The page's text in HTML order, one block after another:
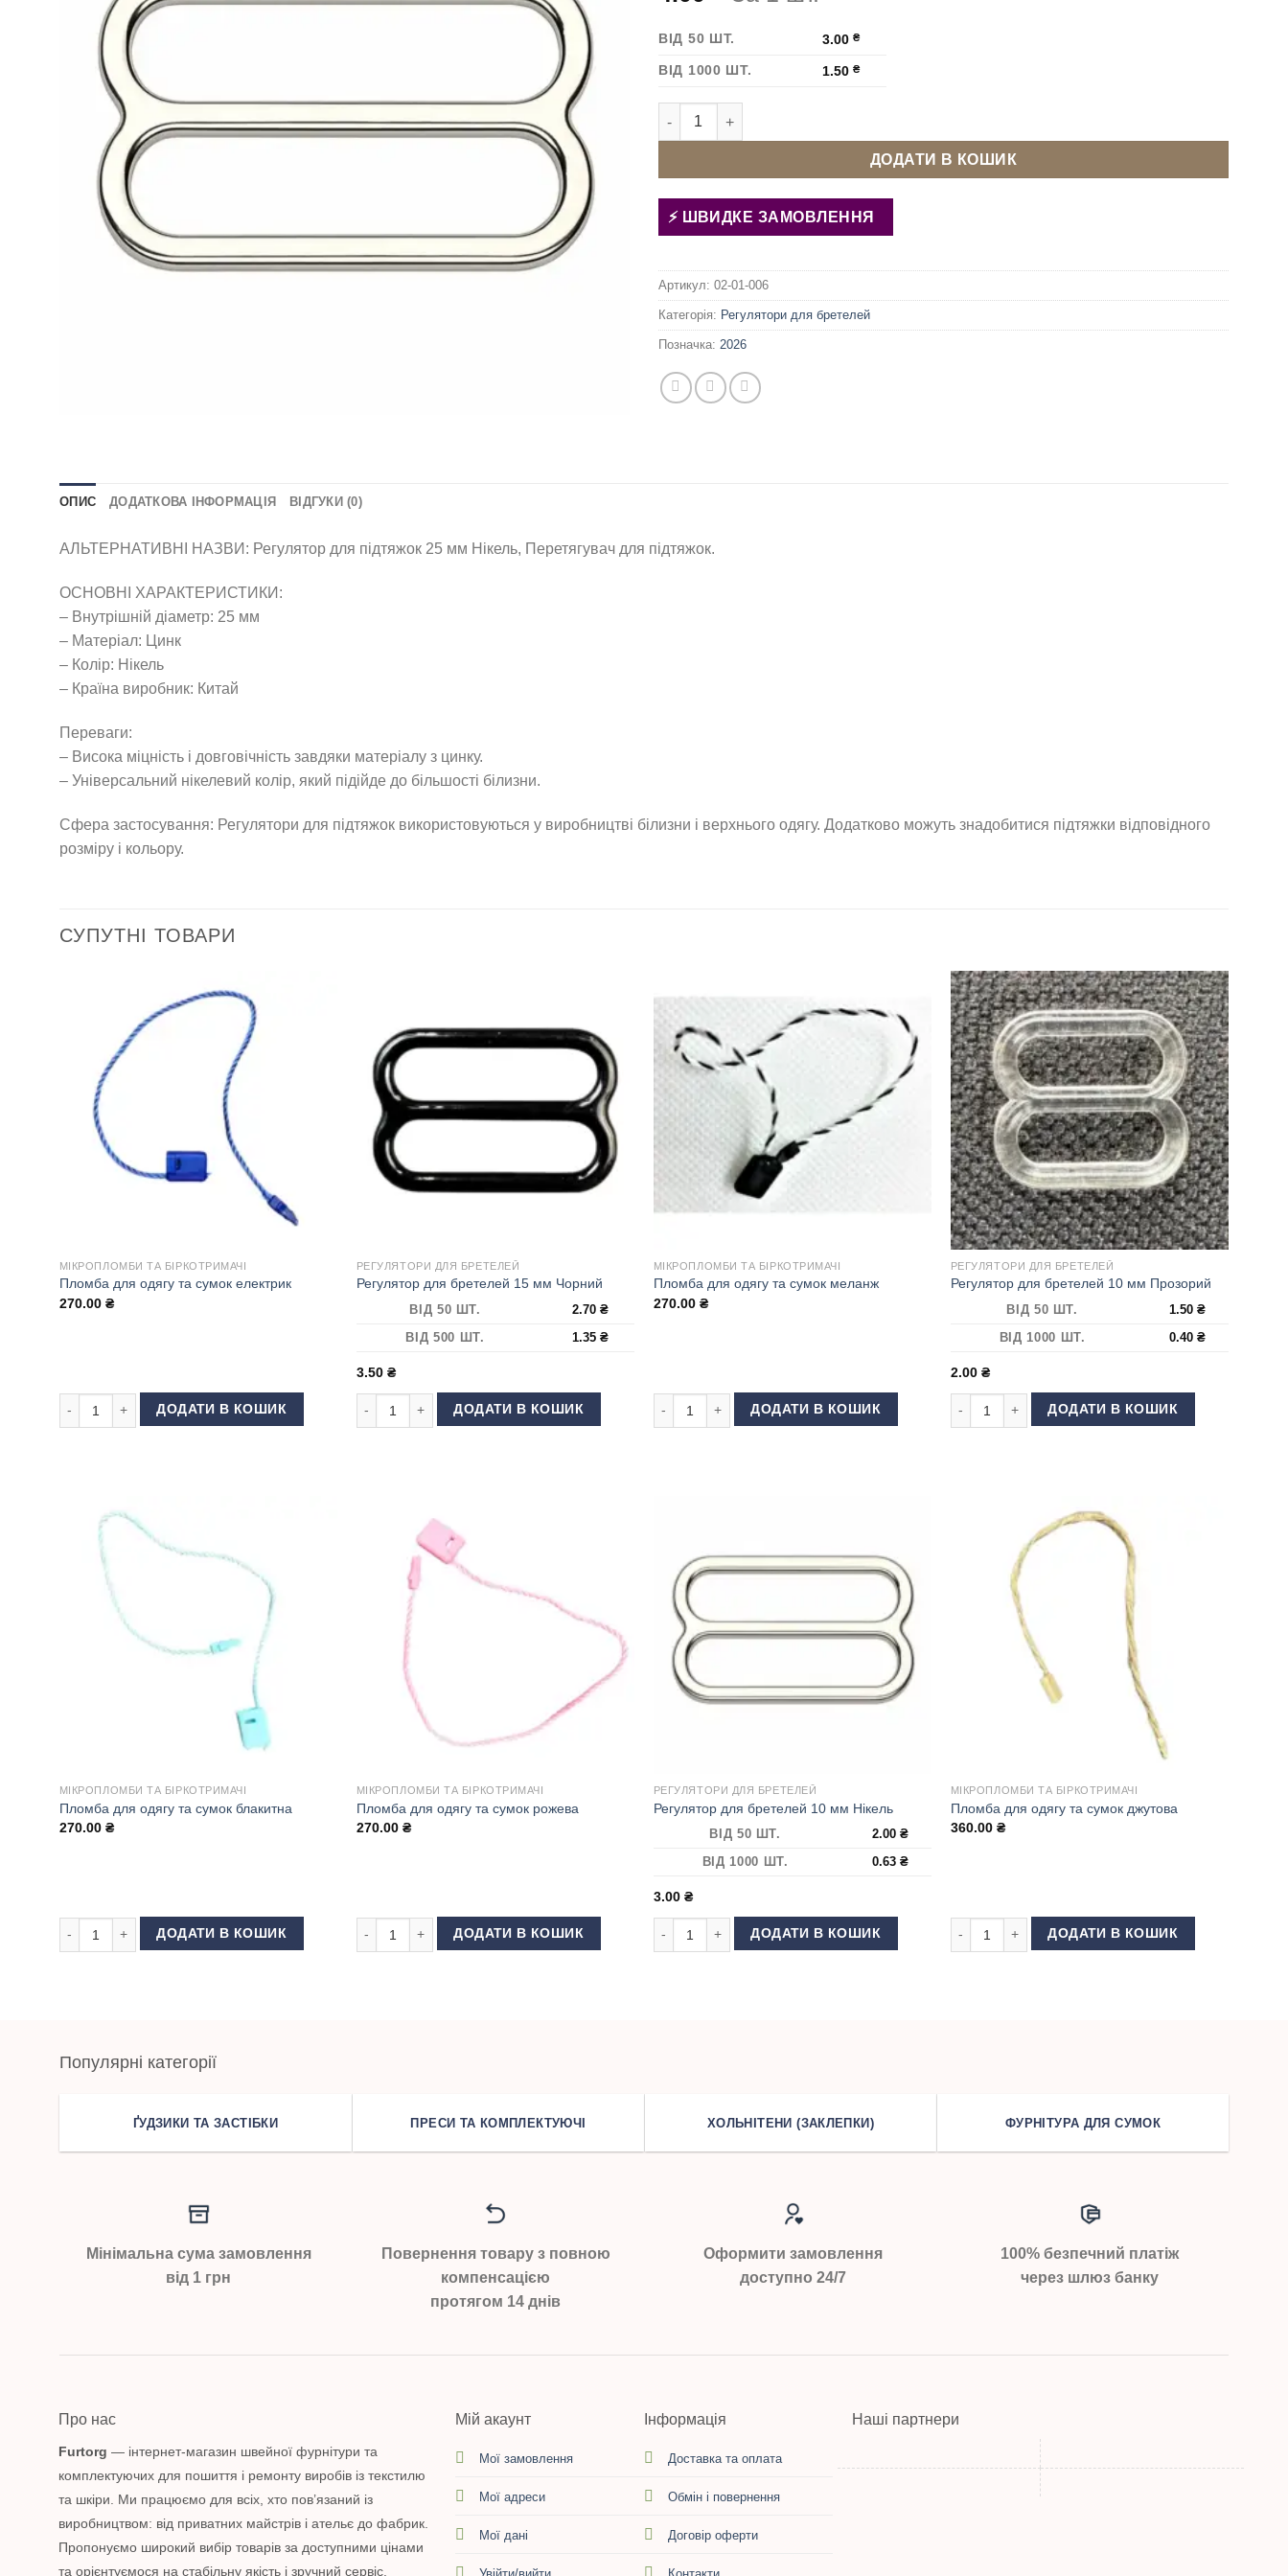
ВІД 50 ШТ. 3.00₴
ВІД 1000 ШТ. 1.50₴
Регулятор для бретелей 25 мм Нікель кількість
ДОДАТИ В КОШИК
ШВИДКЕ ЗАМОВЛЕННЯ
Артикул: 02-01-006
Категорія: Регулятори для бретелей
Позначка: 2026
ОПИС ДОДАТКОВА ІНФОРМАЦІЯ ВІДГУКИ (0)
АЛЬТЕРНАТИВНІ НАЗВИ: Регулятор для підтяжок 25 мм Нікель, Перетягувач для підтяжок.
ОСНОВНІ ХАРАКТЕРИСТИКИ:
– Внутрішній діаметр: 25 мм
– Матеріал: Цинк
– Колір: Нікель
– Країна виробник: Китай
Переваги:
– Висока міцність і довговічність завдяки матеріалу з цинку.
– Універсальний нікелевий колір, який підійде до більшості білизни.
Сфера застосування: Регулятори для підтяжок використовуються у виробництві білизни і верхнього одягу. Додатково можуть знадобитися підтяжки відповідного
розміру і кольору.
СУПУТНІ ТОВАРИ
МІКРОПЛОМБИ ТА БІРКОТРИМАЧІ
Пломба для одягу та сумок електрик
270.00 ₴
Пломба для одягу та сумок електрик кількість
ДОДАТИ В КОШИК
РЕГУЛЯТОРИ ДЛЯ БРЕТЕЛЕЙ
Регулятор для бретелей 15 мм Чорний
ВІД 50 ШТ. 2.70₴
ВІД 500 ШТ.
1.35₴
3.50 ₴
Регулятор для бретелей 15 мм Чорний кількість
ДОДАТИ В КОШИК
МІКРОПЛОМБИ ТА БІРКОТРИМАЧІ
Пломба для одягу та сумок меланж
270.00 ₴
Пломба для одягу та сумок меланж кількість
ДОДАТИ В КОШИК
РЕГУЛЯТОРИ ДЛЯ БРЕТЕЛЕЙ
Регулятор для бретелей 10 мм Прозорий
ВІД 50 ШТ. 1.50₴
ВІД 1000 ШТ.
0.40₴
2.00 ₴
Регулятор для бретелей 10 мм Прозорий кількість
ДОДАТИ В КОШИК
МІКРОПЛОМБИ ТА БІРКОТРИМАЧІ
Пломба для одягу та сумок блакитна
270.00 ₴
Пломба для одягу та сумок блакитна кількість
ДОДАТИ В КОШИК
МІКРОПЛОМБИ ТА БІРКОТРИМАЧІ
Пломба для одягу та сумок рожева
270.00 ₴
Пломба для одягу та сумок рожева кількість
ДОДАТИ В КОШИК
РЕГУЛЯТОРИ ДЛЯ БРЕТЕЛЕЙ
Регулятор для бретелей 10 мм Нікель
ВІД 50 ШТ. 2.00₴
ВІД 1000 ШТ.
0.63₴
3.00 ₴
Регулятор для бретелей 10 мм Нікель кількість
ДОДАТИ В КОШИК
МІКРОПЛОМБИ ТА БІРКОТРИМАЧІ
Пломба для одягу та сумок джутова
360.00 ₴
Пломба для одягу та сумок джутова кількість
ДОДАТИ В КОШИК
Популярні категорії
ҐУДЗИКИ ТА ЗАСТІБКИ ПРЕСИ ТА КОМПЛЕКТУЮЧІ ХОЛЬНІТЕНИ (ЗАКЛЕПКИ) ФУРНІТУРА ДЛЯ СУМОК
Мінімальна сума замовлення
від 1 грн
Повернення товару з повною
компенсацією
протягом 14 днів
Оформити замовлення
доступно 24/7
100% безпечний платіж
через шлюз банку
Про нас
Furtorg — інтернет-магазин швейної фурнітури та
комплектуючих для пошиття і ремонту виробів із текстилю
та шкіри. Ми працюємо для всіх, хто пов’язаний із
виробництвом: від приватних майстрів і ательє до фабрик.
Пропонуємо широкий вибір товарів за доступними цінами
та орієнтуємося на стабільну якість і зручний сервіс.
Мій акаунт
Мої замовлення
Мої адреси
Мої дані
Інформація
Доставка та оплата
Обмін і повернення
Договір оферти
Наші партнери